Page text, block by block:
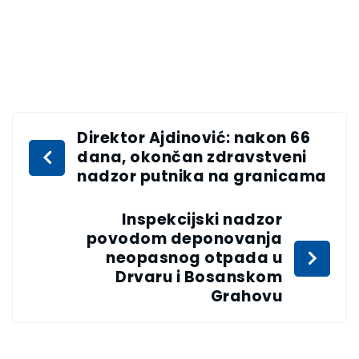
Direktor Ajdinović: nakon 66
dana, okončan zdravstveni
nadzor putnika na granicama
Inspekcijski nadzor
povodom deponovanja
neopasnog otpada u
Drvaru i Bosanskom
Grahovu